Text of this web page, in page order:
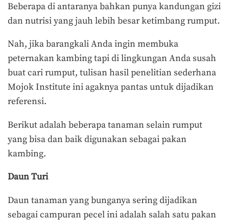
Beberapa di antaranya bahkan punya kandungan gizi
dan nutrisi yang jauh lebih besar ketimbang rumput.
Nah, jika barangkali Anda ingin membuka
peternakan kambing tapi di lingkungan Anda susah
buat cari rumput, tulisan hasil penelitian sederhana
Mojok Institute ini agaknya pantas untuk dijadikan
referensi.
Berikut adalah beberapa tanaman selain rumput
yang bisa dan baik digunakan sebagai pakan
kambing.
Daun Turi
Daun tanaman yang bunganya sering dijadikan
sebagai campuran pecel ini adalah salah satu pakan